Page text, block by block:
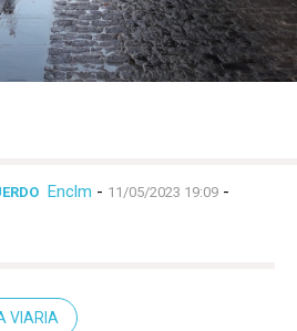
Enclm - 11/05/2023 19:09 -
VIARIA